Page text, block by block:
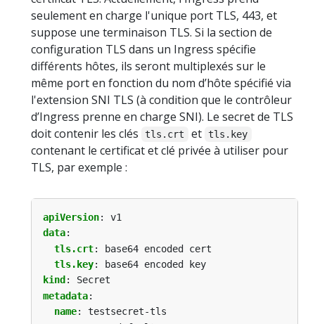
seulement en charge l'unique port TLS, 443, et
suppose une terminaison TLS. Si la section de
configuration TLS dans un Ingress spécifie
différents hôtes, ils seront multiplexés sur le
même port en fonction du nom d’hôte spécifié via
l'extension SNI TLS (à condition que le contrôleur
d’Ingress prenne en charge SNI). Le secret de TLS
doit contenir les clés
tls.crt et tls.key
contenant le certificat et clé privée à utiliser pour
TLS, par exemple :
apiVersion:
v1
data:
tls.crt:
base64 encoded cert
tls.key:
base64 encoded key
kind :
Secret
metadata:
name:
testsecret-tls